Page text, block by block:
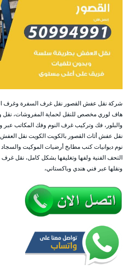
شركة نقل عفش القصور نقل غرف السفرة وغرف
هاف لوري مخصص للنقل لحماية المفروشات، نقل
والبلور، فك وتركيب غرف النوم وفك المكاتب
نقل عفش أثاث القصور بالكويت الكويت نقل العفش
نوم ديوانيات كنب مطابخ أرضيات الموكيت والسجاد
التحف الفنية ولفها وتغليفها بشكل كامل، نقل غرف
ونقلها عبر فني هندي وباكستاني،